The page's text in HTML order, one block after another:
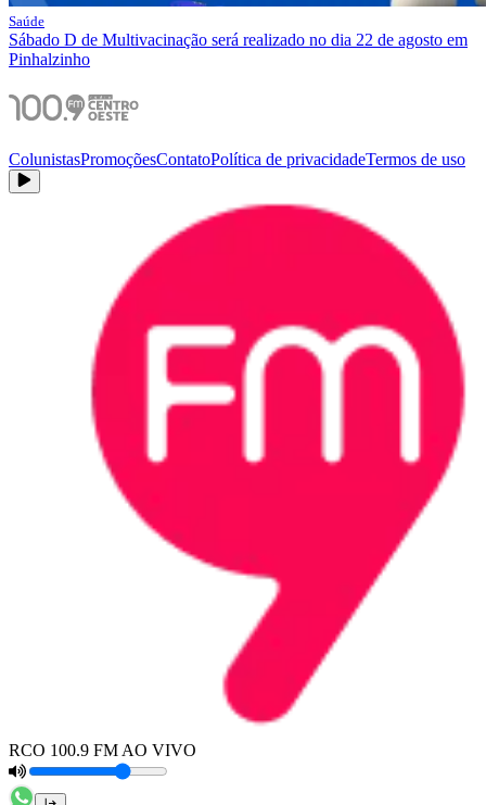
Saúde
Sábado D de Multivacinação será realizado no dia 22 de agosto em
Pinhalzinho
ColunistasPromoçõesContatoPolítica de privacidadeTermos de uso
RCO 100.9 FM AO VIVO